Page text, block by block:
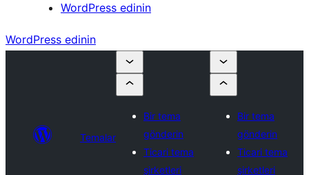
WordPress edinin
WordPress edinin
Temalar
Bir tema
gönderin
Ticari tema
şirketleri
Bir tema
gönderin
Ticari tema
şirketleri